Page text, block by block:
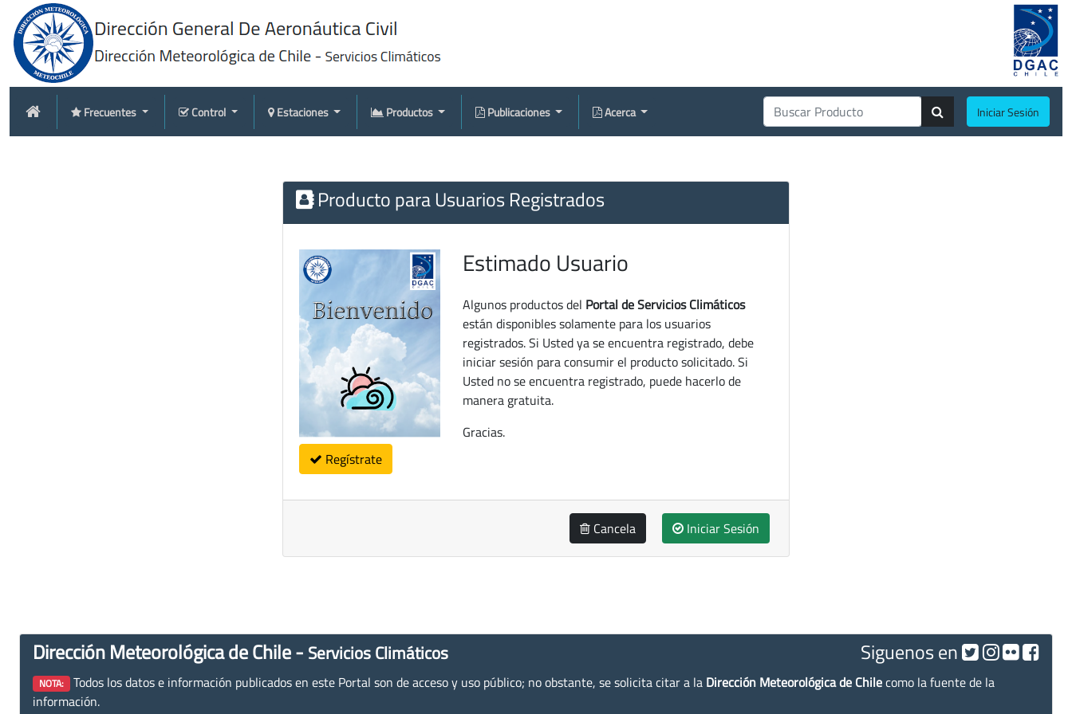
Frecuentes Control Estaciones Productos Publicaciones Acerca Iniciar Sesión
Producto para Usuarios Registrados
Regístrate
Estimado Usuario
Algunos productos del Portal de Servicios Climáticos
están disponibles solamente para los usuarios
registrados. Si Usted ya se encuentra registrado, debe
iniciar sesión para consumir el producto solicitado. Si
Usted no se encuentra registrado, puede hacerlo de
manera gratuita.
Gracias.
Cancela Iniciar Sesión
Dirección Meteorológica de Chile - Servicios Climáticos Siguenos en
NOTA: Todos los datos e información publicados en este Portal son de acceso y uso público; no obstante, se solicita citar a la Dirección Meteorológica de Chilecomo la fuente de la
información.